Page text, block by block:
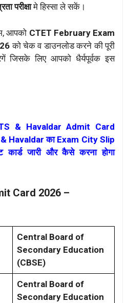
परीक्षामे हिस्सा ले सकें।
आपको CTET February Exam
को चेक व डाउनलोड करने की पूरी
जिसके लिए आपको धैर्यपूर्वक इस
& Havaldar Admit Card
Havaldar का Exam City Slip
कार्ड जारी और कैसे करना होगा
Card 2026 –
Central Board of
Secondary Education
(CBSE)
Central Board of
Secondary Education